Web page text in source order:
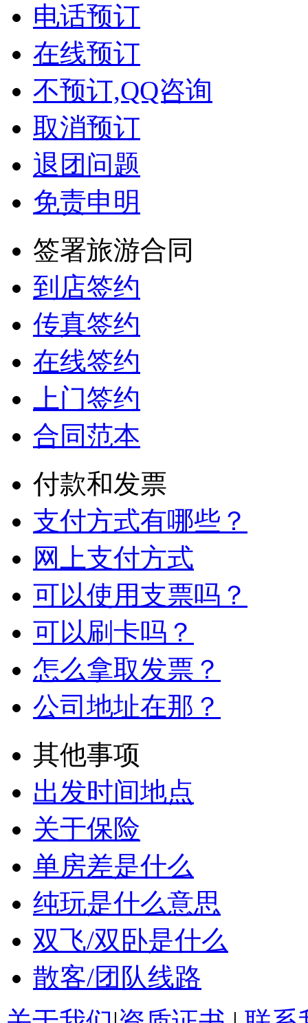
电话预订
在线预订
不预订,QQ咨询
取消预订
退团问题
免责申明
签署旅游合同
到店签约
传真签约
在线签约
上门签约
合同范本
付款和发票
支付方式有哪些？
网上支付方式
可以使用支票吗？
可以刷卡吗？
怎么拿取发票？
公司地址在那？
其他事项
出发时间地点
关于保险
单房差是什么
纯玩是什么意思
双飞/双卧是什么
散客/团队线路